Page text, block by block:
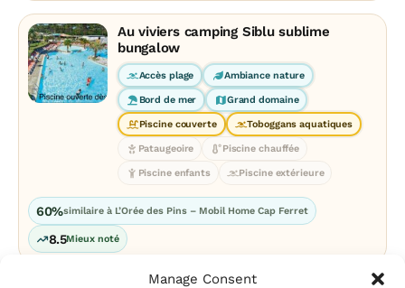
Manage Consent
Au viviers camping Siblu sublime
bungalow
Accès plage Ambiance nature
Bord de mer Grand domaine
Piscine couverte Toboggans aquatiques
Pataugeoire Piscine chauffée
Piscine enfants Piscine extérieure
60%similaire à L’Orée des Pins – Mobil Home Cap Ferret
8.5Mieux noté